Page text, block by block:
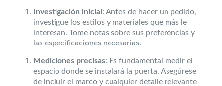
Investigación inicial: Antes de hacer un pedido,
investigue los estilos y materiales que más le
interesan. Tome notas sobre sus preferencias y
las especificaciones necesarias.
Mediciones precisas: Es fundamental medir el
espacio donde se instalará la puerta. Asegúrese
de incluir el marco y cualquier detalle relevante